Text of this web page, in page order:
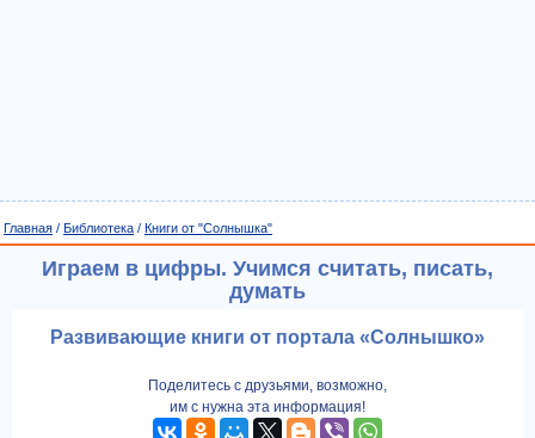
Главная / Библиотека / Книги от "Солнышка"
Играем в цифры. Учимся считать, писать,
думать
Развивающие книги от портала «Солнышко»
Поделитесь с друзьями, возможно,
им с нужна эта информация!